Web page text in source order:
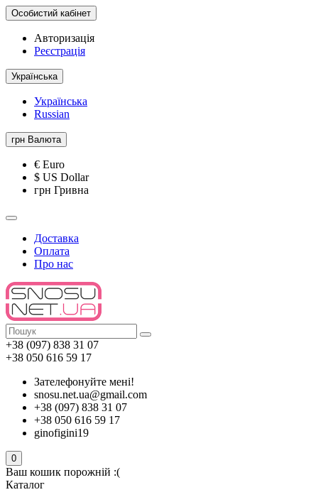
Особистий кабінет
Авторизація
Реєстрація
Українська
Українська
Russian
грн Валюта
€ Euro
$ US Dollar
грн Гривна
Доставка
Оплата
Про нас
+38 (097) 838 31 07
+38 050 616 59 17
Зателефонуйте мені!
snosu.net.ua@gmail.com
+38 (097) 838 31 07
+38 050 616 59 17
ginofigini19
0
Ваш кошик порожній :(
Каталог